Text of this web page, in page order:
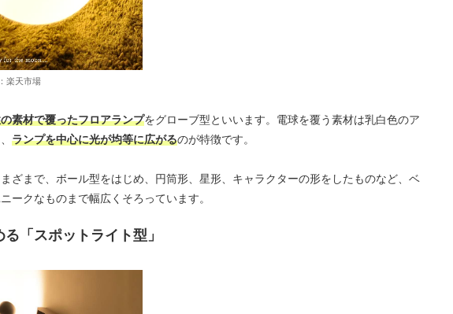
楽天市場
素材で覆ったフロアランプをグローブ型といいます。電球を覆う素材は乳白色のア
ランプを中心に光が均等に広がるのが特徴です。
ざまで、ボール型をはじめ、円筒形、星形、キャラクターの形をしたものなど、ベ
ークなものまで幅広くそろっています。
「スポットライト型」